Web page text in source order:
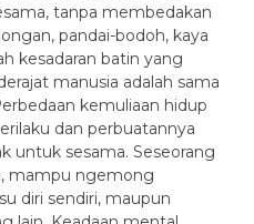
tanpa membedakan
pandai-bodoh, kaya
kesadaran batin yang
manusia adalah sama
kemuliaan hidup
dan perbuatannya
untuk sesama. Seseorang
mampu ngemong
diri sendiri, maupun